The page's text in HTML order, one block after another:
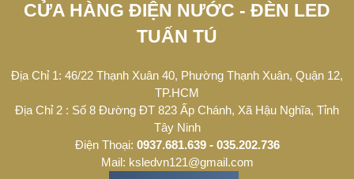
CỬA HÀNG ĐIỆN NƯỚC - ĐÈN LED
TUẤN TÚ
Địa Chỉ 1: 46/22 Thạnh Xuân 40, Phường Thạnh Xuân, Quận 12,
TP.HCM
Địa Chỉ 2 : Số 8 Đường ĐT 823 Ấp Chánh, Xã Hậu Nghĩa, Tỉnh
Tây Ninh
Điện Thoại: 0937.681.639 - 035.202.736
Mail: ksledvn121@gmail.com